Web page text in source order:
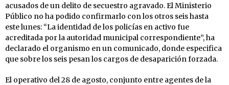
acusados de un delito de secuestro agravado. El Ministerio
Público no ha podido confirmarlo con los otros seis hasta
este lunes: “La identidad de los policías en activo fue
acreditada por la autoridad municipal correspondiente”, ha
declarado el organismo en un comunicado, donde especifica
que sobre los seis pesan los cargos de desaparición forzada.
El operativo del 28 de agosto, conjunto entre agentes de la